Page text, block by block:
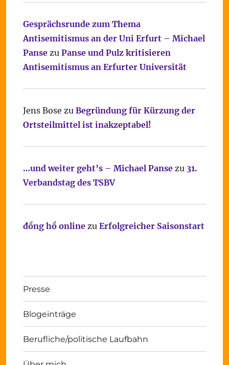
Gesprächsrunde zum Thema
Antisemitismus an der Uni Erfurt – Michael
Pansezu Panse und Pulz kritisieren
Antisemitismus an Erfurter Universität
Jens Bose zu Begründung für Kürzung der
Ortsteilmittel ist inakzeptabel!
…und weiter geht’s – Michael Pansezu 31.
Verbandstag des TSBV
đồng hồ onlinezu Erfolgreicher Saisonstart
Presse
Blogeinträge
Berufliche/politische Laufbahn